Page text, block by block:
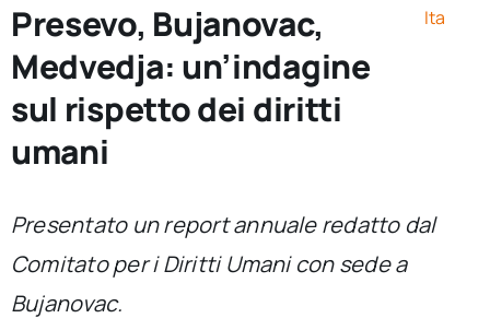
Ricerca e divulgazione
Sezioni
Chi siamo
per:
Presevo, Bujanovac,
Medvedja: un’indagine
sul rispetto dei diritti
umani
Ita
Presentato un report annuale redatto dal
Comitato per i Diritti Umani con sede a
Bujanovac.